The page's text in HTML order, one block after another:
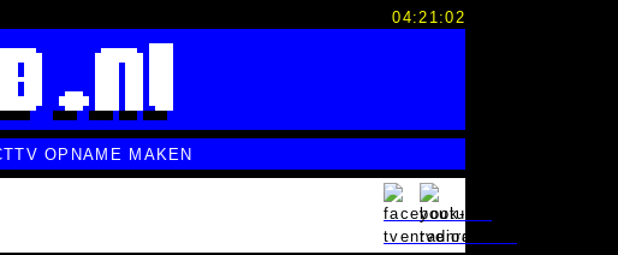
04:21:02
TV OPNAME MAKEN